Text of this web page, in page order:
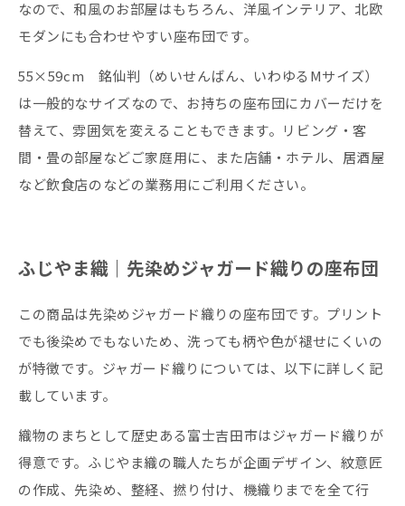
なので、和風のお部屋はもちろん、洋風インテリア、北欧
モダンにも合わせやすい座布団です。
55×59cm 銘仙判（めいせんばん、いわゆるMサイズ）
は一般的なサイズなので、お持ちの座布団にカバーだけを
替えて、雰囲気を変えることもできます。リビング・客
間・畳の部屋などご家庭用に、また店舗・ホテル、居酒屋
など飲食店のなどの業務用にご利用ください。
ふじやま織｜先染めジャガード織りの座布団
この商品は先染めジャガード織りの座布団です。プリント
でも後染めでもないため、洗っても柄や色が褪せにくいの
が特徴です。ジャガード織りについては、以下に詳しく記
載しています。
織物のまちとして歴史ある富士吉田市はジャガード織りが
得意です。ふじやま織の職人たちが企画デザイン、紋意匠
の作成、先染め、整経、撚り付け、機織りまでを全て行